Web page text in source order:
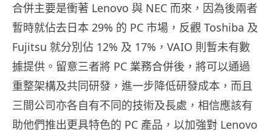
合併主要是衝著 Lenovo 與 NEC 而來，因為後兩者
暫時就佔去日本 29% 的 PC 市場，反觀 Toshiba 及
Fujitsu 就分別佔 12% 及 17%，VAIO 則暫未有數
據提供。留意三者將 PC 業務合併後，將可以通過
重整架構及共同研發，進一步降低研發成本，而且
三間公司亦各自有不同的技術及長處，相信應該有
助他們推出更具特色的 PC 產品，以加強對 Lenovo